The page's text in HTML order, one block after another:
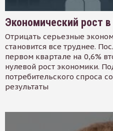
Экономический рост
Отрицать серьезные
становится все труднее.
первом квартале на 0,6%
нулевой рост экономики.
потребительского спроса
результаты